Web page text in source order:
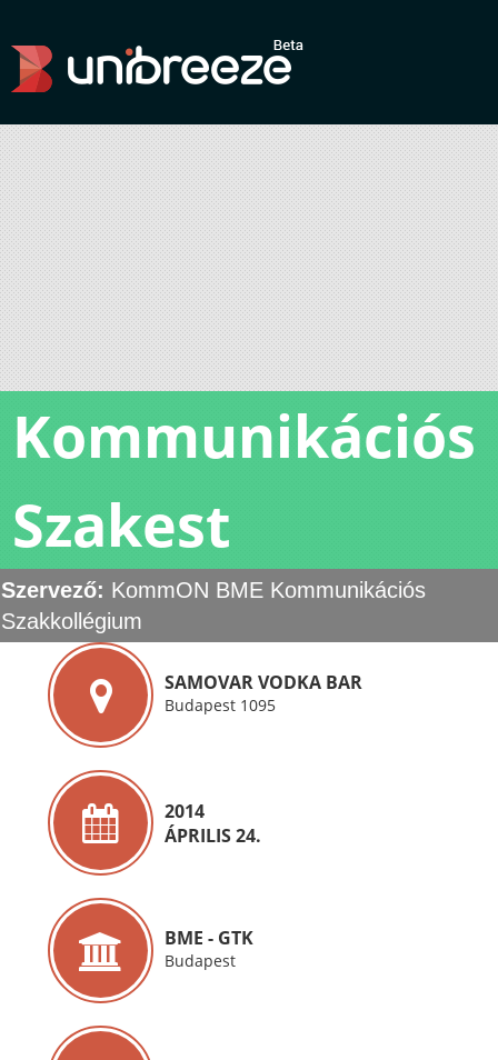
Kommunikációs
Szakest
Szervező: KommON BME Kommunikációs
Szakkollégium
SAMOVAR VODKA BAR
Budapest 1095
2014
ÁPRILIS 24.
BME - GTK
Budapest